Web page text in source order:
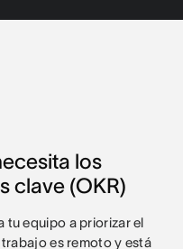
los
clave (OKR)
tu equipo a priorizar el
es remoto y está